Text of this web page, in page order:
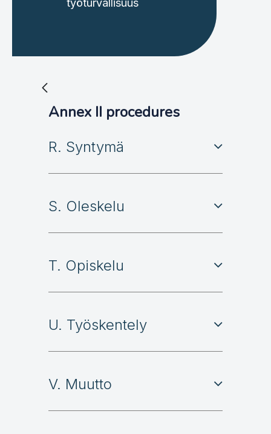
työturvallisuus
Annex II procedures
R. Syntymä
S. Oleskelu
T. Opiskelu
U. Työskentely
V. Muutto